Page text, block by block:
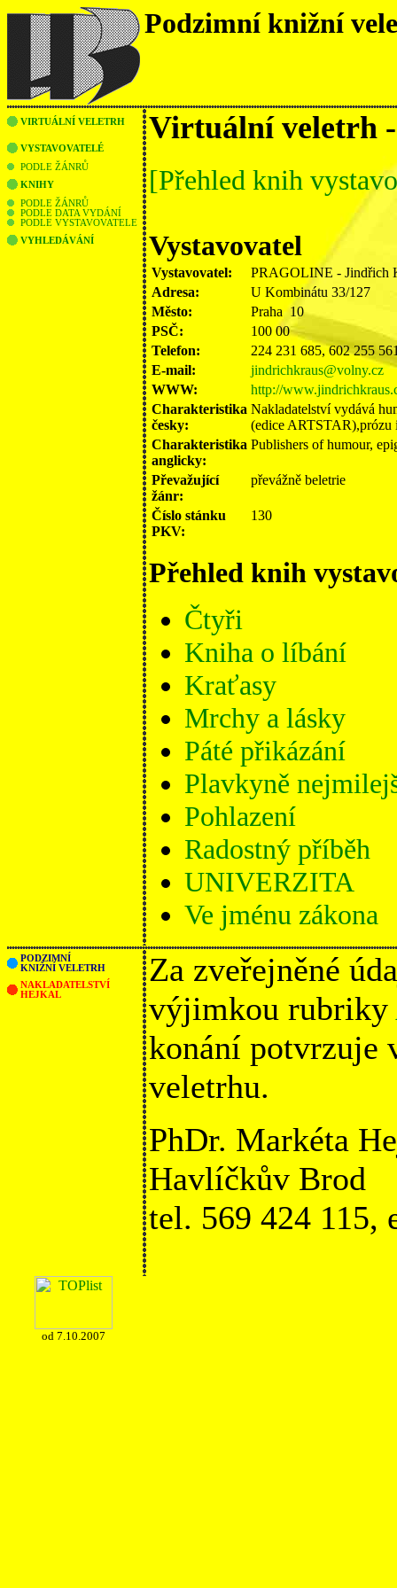
Podzimní knižní
VIRTUÁLNÍ VELETRH
VYSTAVOVATELÉ
PODLE ŽÁNRŮ
KNIHY
PODLE ŽÁNRŮ
PODLE DATA VYDÁNÍ
PODLE VYSTAVOVATELE
VYHLEDÁVÁNÍ
Virtuální veletrh -
[Přehled knih
Vystavovatel
Vystavovatel:
PRAGOLINE - Jindřich
Adresa:
U Kombinátu 33/127
Město:
Praha 10
PSČ:
100 00
Telefon:
224 231 685, 602 255
E-mail:
jindrichkraus@volny.cz
WWW:
http://
Charakteristika
česky:
Nakladatelství vydává
(edice
Charakteristika
anglicky:
Publishers of humour,
Převažující
žánr:
převážně beletrie
Číslo stánku
PKV:
130
Přehled knih
Čtyři
Kniha o líbání
Kraťasy
Mrchy a lásky
Páté přikázání
Plavkyně
Pohlazení
Radostný příběh
UNIVERZITA
Ve jménu zákona
PODZIMNÍ
KNIŽNÍ VELETRH
NAKLADATELSTVÍ
HEJKAL
Za zveřejněné
výjimkou rubriky
konání potvrzuje
veletrhu.
PhDr. Markéta
Havlíčkův Brod
tel. 569 424 115,
od 7.10.2007